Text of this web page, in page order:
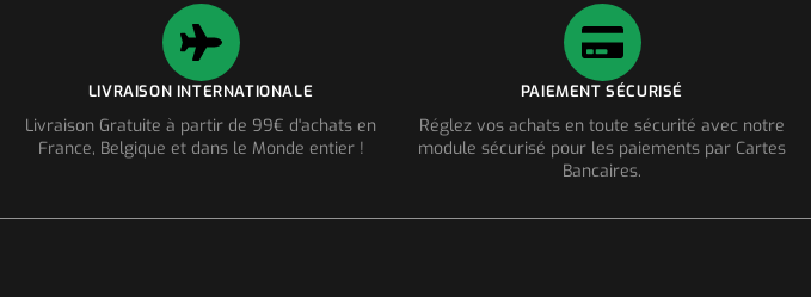
LIVRAISON INTERNATIONALE
Livraison Gratuite à partir de 99€ d'achats en
France, Belgique et dans le Monde entier !
PAIEMENT SÉCURISÉ
Réglez vos achats en toute sécurité avec notre
module sécurisé pour les paiements par Cartes
Bancaires.